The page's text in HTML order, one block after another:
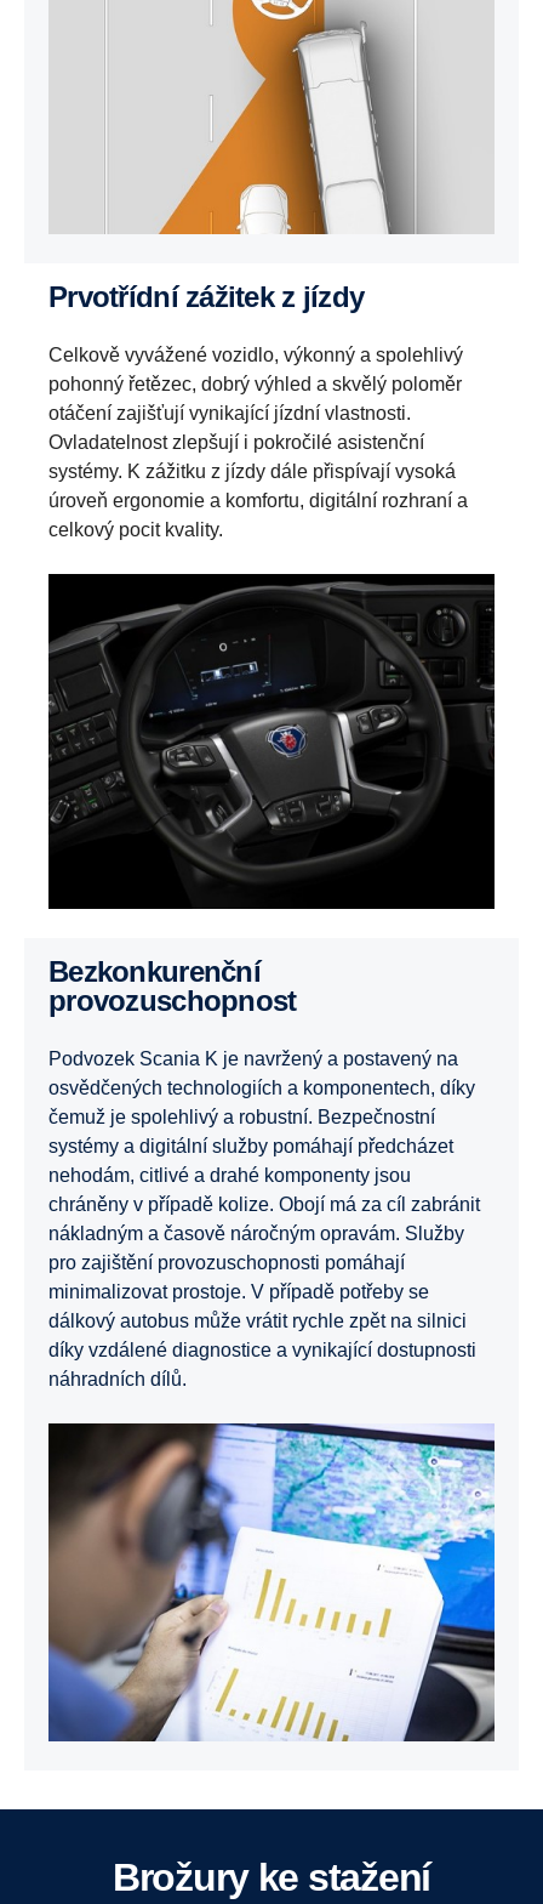
Prvotřídní zážitek z jízdy
Celkově vyvážené vozidlo, výkonný a spolehlivý
pohonný řetězec, dobrý výhled a skvělý poloměr
otáčení zajišťují vynikající jízdní vlastnosti.
Ovladatelnost zlepšují i pokročilé asistenční
systémy. K zážitku z jízdy dále přispívají vysoká
úroveň ergonomie a komfortu, digitální rozhraní a
celkový pocit kvality.
Bezkonkurenční
provozuschopnost
Podvozek Scania K je navržený a postavený na
osvědčených technologiích a komponentech, díky
čemuž je spolehlivý a robustní. Bezpečnostní
systémy a digitální služby pomáhají předcházet
nehodám, citlivé a drahé komponenty jsou
chráněny v případě kolize. Obojí má za cíl zabránit
nákladným a časově náročným opravám. Služby
pro zajištění provozuschopnosti pomáhají
minimalizovat prostoje. V případě potřeby se
dálkový autobus může vrátit rychle zpět na silnici
díky vzdálené diagnostice a vynikající dostupnosti
náhradních dílů.
Brožury ke stažení